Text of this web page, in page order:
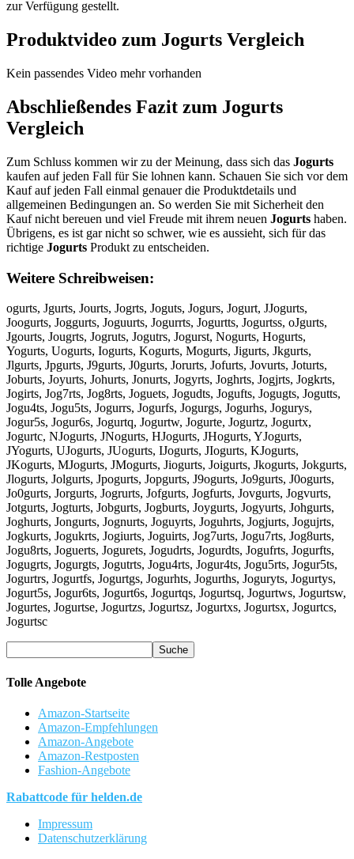
zur Verfügung gestellt.
Produktvideo zum Jogurts Vergleich
Kein passendes Video mehr vorhanden
Abschließendes Fazit zum Jogurts
Vergleich
Zum Schluss kommen wir zu der Meinung, dass sich das Jogurts
kaufen auf jeden Fall für Sie lohnen kann. Schauen Sie sich vor dem
Kauf auf jeden Fall einmal genauer die Produktdetails und
allgemeinen Bedingungen an. So werden Sie mit Sicherheit den
Kauf nicht bereuen und viel Freude mit ihrem neuen Jogurts haben.
Übrigens, es ist gar nicht so schwer, wie es aussieht, sich für das
richtige Jogurts Produkt zu entscheiden.
Weitere Schreibweisen:
ogurts, Jgurts, Jourts, Jogrts, Joguts, Jogurs, Jogurt, JJogurts,
Joogurts, Joggurts, Joguurts, Jogurrts, Jogurtts, Jogurtss, oJgurts,
Jgourts, Jougrts, Jogruts, Jogutrs, Jogurst, Nogurts, Hogurts,
Yogurts, Uogurts, Iogurts, Kogurts, Mogurts, Jigurts, Jkgurts,
Jlgurts, Jpgurts, J9gurts, J0gurts, Jorurts, Jofurts, Jovurts, Joturts,
Joburts, Joyurts, Johurts, Jonurts, Jogyrts, Joghrts, Jogjrts, Jogkrts,
Jogirts, Jog7rts, Jog8rts, Joguets, Jogudts, Jogufts, Jogugts, Jogutts,
Jogu4ts, Jogu5ts, Jogurrs, Jogurfs, Jogurgs, Jogurhs, Jogurys,
Jogur5s, Jogur6s, Jogurtq, Jogurtw, Jogurte, Jogurtz, Jogurtx,
Jogurtc, NJogurts, JNogurts, HJogurts, JHogurts, YJogurts,
JYogurts, UJogurts, JUogurts, IJogurts, JIogurts, KJogurts,
JKogurts, MJogurts, JMogurts, Jiogurts, Joigurts, Jkogurts, Jokgurts,
Jlogurts, Jolgurts, Jpogurts, Jopgurts, J9ogurts, Jo9gurts, J0ogurts,
Jo0gurts, Jorgurts, Jogrurts, Jofgurts, Jogfurts, Jovgurts, Jogvurts,
Jotgurts, Jogturts, Jobgurts, Jogburts, Joygurts, Jogyurts, Johgurts,
Joghurts, Jongurts, Jognurts, Joguyrts, Joguhrts, Jogjurts, Jogujrts,
Jogkurts, Jogukrts, Jogiurts, Joguirts, Jog7urts, Jogu7rts, Jog8urts,
Jogu8rts, Joguerts, Jogurets, Jogudrts, Jogurdts, Jogufrts, Jogurfts,
Jogugrts, Jogurgts, Jogutrts, Jogu4rts, Jogur4ts, Jogu5rts, Jogur5ts,
Jogurtrs, Jogurtfs, Jogurtgs, Jogurhts, Jogurths, Joguryts, Jogurtys,
Jogurt5s, Jogur6ts, Jogurt6s, Jogurtqs, Jogurtsq, Jogurtws, Jogurtsw,
Jogurtes, Jogurtse, Jogurtzs, Jogurtsz, Jogurtxs, Jogurtsx, Jogurtcs,
Jogurtsc
Tolle Angebote
Amazon-Startseite
Amazon-Empfehlungen
Amazon-Angebote
Amazon-Restposten
Fashion-Angebote
Rabattcode für helden.de
Impressum
Datenschutzerklärung